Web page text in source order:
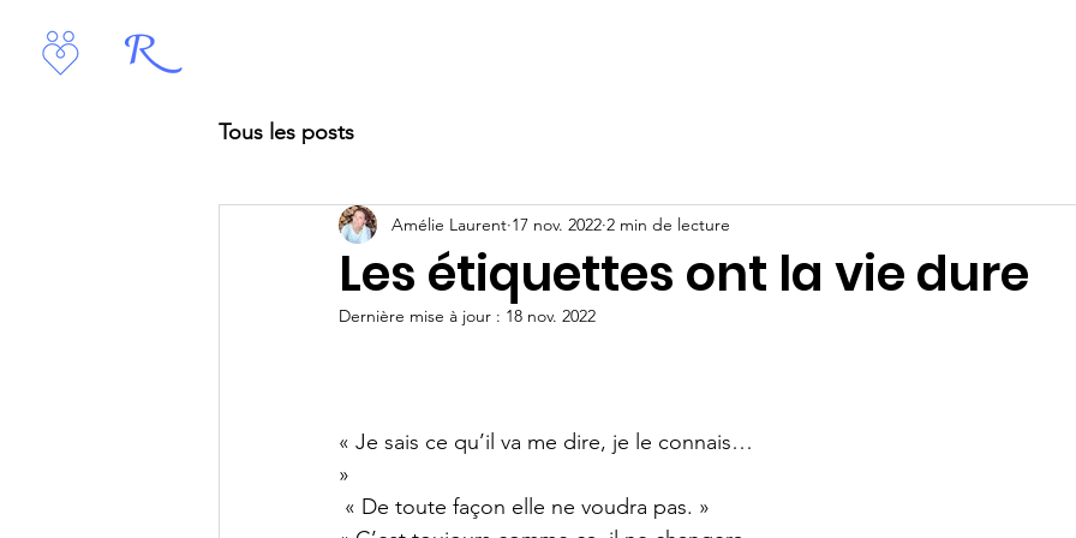
Tous les posts
Les étiquettes ont la vie dure
Amélie Laurent 17 nov. 2022 2 min de lecture
Dernière mise à jour : 18 nov. 2022
« Je sais ce qu’il va me dire, je le connais…
»
« De toute façon elle ne voudra pas. »